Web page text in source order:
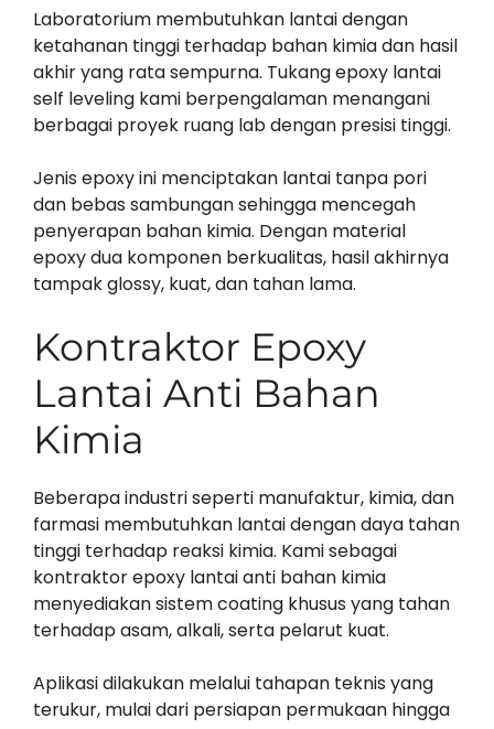
Laboratorium membutuhkan lantai dengan
ketahanan tinggi terhadap bahan kimia dan hasil
akhir yang rata sempurna. Tukang epoxy lantai
self leveling kami berpengalaman menangani
berbagai proyek ruang lab dengan presisi tinggi.
Jenis epoxy ini menciptakan lantai tanpa pori
dan bebas sambungan sehingga mencegah
penyerapan bahan kimia. Dengan material
epoxy dua komponen berkualitas, hasil akhirnya
tampak glossy, kuat, dan tahan lama.
Kontraktor Epoxy
Lantai Anti Bahan
Kimia
Beberapa industri seperti manufaktur, kimia, dan
farmasi membutuhkan lantai dengan daya tahan
tinggi terhadap reaksi kimia. Kami sebagai
kontraktor epoxy lantai anti bahan kimia
menyediakan sistem coating khusus yang tahan
terhadap asam, alkali, serta pelarut kuat.
Aplikasi dilakukan melalui tahapan teknis yang
terukur, mulai dari persiapan permukaan hingga